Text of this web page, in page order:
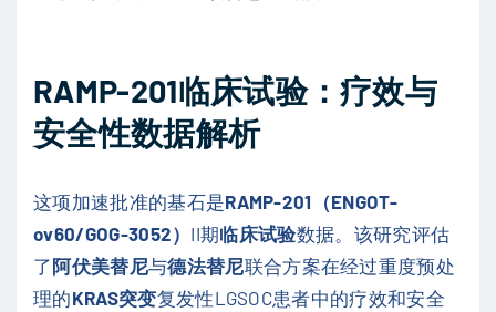
RAMP-201临床试验：疗效与
安全性数据解析
这项加速批准的基石是RAMP-201（ENGOT-
ov60/GOG-3052） II期临床试验数据。该研究评估
了阿伏美替尼与德法替尼联合方案在经过重度预处
理的KRAS突变复发性LGSOC患者中的疗效和安全